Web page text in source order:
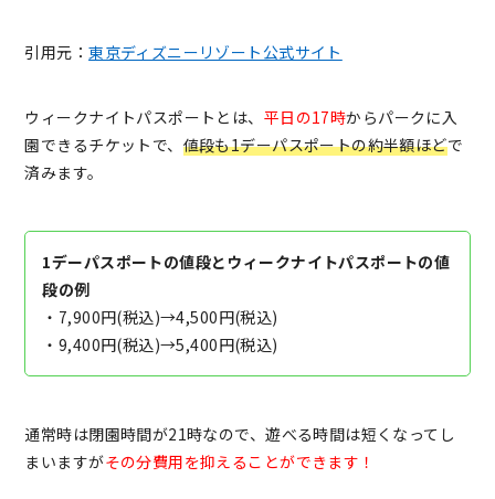
引用元：東京ディズニーリゾート公式サイト
ウィークナイトパスポートとは、 平日の17時からパークに入
園できるチケットで、 値段も1デーパスポートの約半額ほどで
済みます。
1デーパスポートの値段とウィークナイトパスポートの値
段の例
・7,900円(税込)→4,500円(税込)
・9,400円(税込)→5,400円(税込)
通常時は閉園時間が21時なので、遊べる時間は短くなってし
まいますがその分費用を抑えることができます！